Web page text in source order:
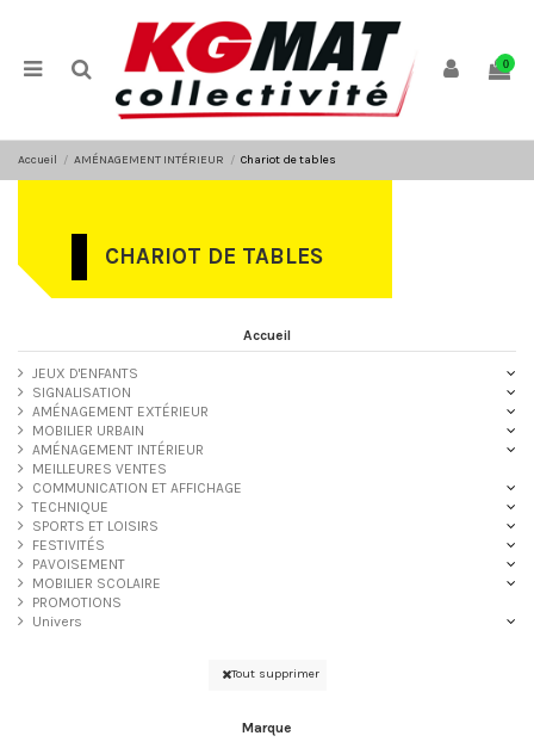
0
Accueil AMÉNAGEMENT INTÉRIEUR Chariot de tables
CHARIOT DE TABLES
Accueil
JEUX D'ENFANTS
SIGNALISATION
AMÉNAGEMENT EXTÉRIEUR
MOBILIER URBAIN
AMÉNAGEMENT INTÉRIEUR
MEILLEURES VENTES
COMMUNICATION ET AFFICHAGE
TECHNIQUE
SPORTS ET LOISIRS
FESTIVITÉS
PAVOISEMENT
MOBILIER SCOLAIRE
PROMOTIONS
Univers
Tout supprimer
Marque